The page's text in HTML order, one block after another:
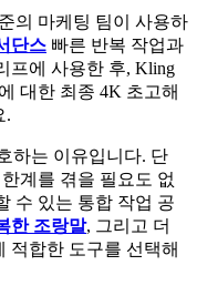
의 마케팅 팀이 사용하
단스 빠른 반복 작업과
프에 사용한 후, Kling
대한 최종 4K 초고해
.
하는 이유입니다. 단
계를 겪을 필요도 없
수 있는 통합 작업 공
한 조랑말, 그리고 더
합한 도구를 선택해